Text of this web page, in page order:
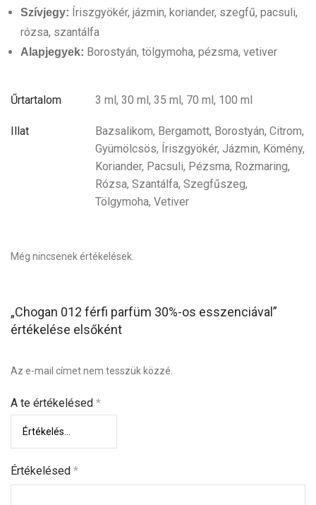
Szívjegy: Íriszgyökér, jázmin, koriander, szegfű, pacsuli,
rózsa, szantálfa
Alapjegyek: Borostyán, tölgymoha, pézsma, vetiver
Űrtartalom 3 ml, 30 ml, 35 ml, 70 ml, 100 ml
Illat
Bazsalikom, Bergamott, Borostyán, Citrom,
Gyümölcsös, Íriszgyökér, Jázmin, Kömény,
Koriander, Pacsuli, Pézsma, Rozmaring,
Rózsa, Szantálfa, Szegfűszeg,
Tölgymoha, Vetiver
Még nincsenek értékelések.
„Chogan 012 férfi parfüm 30%-os esszenciával”
értékelése elsőként
Az e-mail címet nem tesszük közzé.
A te értékelésed *
Értékelésed *